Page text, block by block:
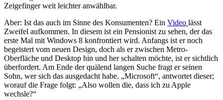
Zeigefinger weit leichter anwählbar.
Aber: Ist das auch im Sinne des Konsumenten? Ein Video lässt
Zweifel aufkommen. In diesem ist ein Pensionist zu sehen, der das
erste Mal mit Windows 8 konfrontiert wird. Anfangs ist er noch
begeistert vom neuen Design, doch als er zwischen Metro-
Oberfläche und Desktop hin und her schalten möchte, ist er sichtlich
überfordert. Am Ende der quälend langen Suche fragt er seinen
Sohn, wer sich das ausgedacht habe. „Microsoft“, antwortet dieser;
worauf die Frage folgt: „Also wollen die, dass ich zu Apple
wechsle?“